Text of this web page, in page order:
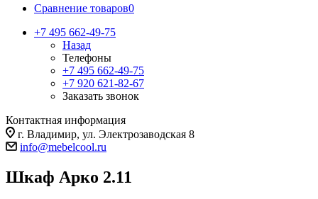
Сравнение товаров0
+7 495 662-49-75
Назад
Телефоны
+7 495 662-49-75
+7 920 621-82-67
Заказать звонок
Контактная информация
г. Владимир, ул. Электрозаводская 8
info@mebelcool.ru
Шкаф Арко 2.11